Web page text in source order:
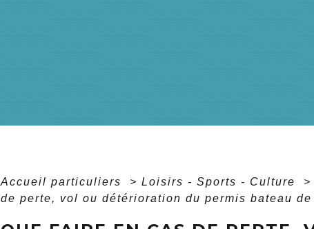
Accueil particuliers > Loisirs - Sports - Culture >
de perte, vol ou détérioration du permis bateau